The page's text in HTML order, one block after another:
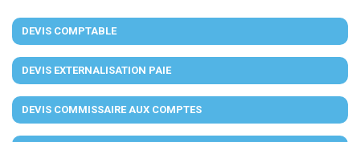
DEVIS COMPTABLE
DEVIS EXTERNALISATION PAIE
DEVIS COMMISSAIRE AUX COMPTES